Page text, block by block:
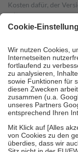
Kosten dafür, der
mit.
Grundsätzlich leisten
höchstens zehn Euro.
Kosten der Leistung
Diese Regeln gelten
Bei Heilmitteln und
Zuzahlung zehn
Verordnung.
Um das Engagement
stärken und die
fallenkeine
• Kindern und
mit Ausnahme der